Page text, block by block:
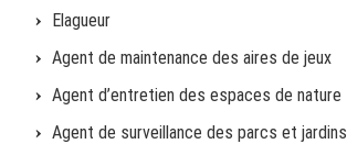
Elagueur
Agent de maintenance des aires de jeux
Agent d’entretien des espaces de nature
Agent de surveillance des parcs et jardins